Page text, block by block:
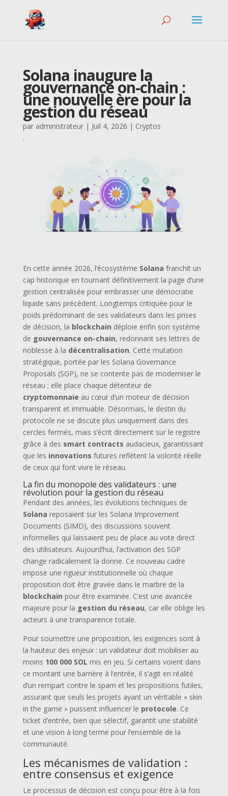
Solana inaugure la
gouvernance on-chain :
une nouvelle ère pour la
gestion du réseau
par administrateur| Juil 4, 2026 | Cryptos
En cette année 2026, l’écosystème Solana franchit un
cap historique en tournant définitivement la page d’une
gestion centralisée pour embrasser une démocratie
liquide sans précédent. Longtemps critiquée pour le
poids prédominant de ses validateurs dans les prises
de décision, la blockchain déploie enfin son système
de gouvernance on-chain, redonnant ses lettres de
noblesse à la décentralisation. Cette mutation
stratégique, portée par les Solana Governance
Proposals (SGP), ne se contente pas de moderniser le
réseau ; elle place chaque détenteur de
cryptomonnaie au cœur d’un moteur de décision
transparent et immuable. Désormais, le destin du
protocole ne se discute plus uniquement dans des
cercles fermés, mais s’écrit directement sur le registre
grâce à des smart contracts audacieux, garantissant
que les innovations futures reflètent la volonté réelle
de ceux qui font vivre le réseau.
La fin du monopole des validateurs : une
révolution pour la gestion du réseau
Pendant des années, les évolutions techniques de
Solana reposaient sur les Solana Improvement
Documents (SIMD), des discussions souvent
informelles qui laissaient peu de place au vote direct
des utilisateurs. Aujourd’hui, l’activation des SGP
change radicalement la donne. Ce nouveau cadre
impose une rigueur institutionnelle où chaque
proposition doit être gravée dans le marbre de la
blockchain pour être examinée. C’est une avancée
majeure pour la gestion du réseau, car elle oblige les
acteurs à une transparence totale.
Pour soumettre une proposition, les exigences sont à
la hauteur des enjeux : un validateur doit mobiliser au
moins 100 000 SOL mis en jeu. Si certains voient dans
ce montant une barrière à l’entrée, il s’agit en réalité
d’un rempart contre le spam et les propositions futiles,
assurant que seuls les projets ayant un véritable « skin
in the game » puissent influencer le protocole. Ce
ticket d’entrée, bien que sélectif, garantit une stabilité
et une vision à long terme pour l’ensemble de la
communauté.
Les mécanismes de validation :
entre consensus et exigence
Le processus de décision est conçu pour être à la fois